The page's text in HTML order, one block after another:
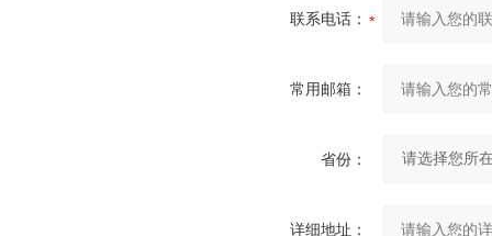
联系电话：
常用邮箱：
省份：
详细地址：